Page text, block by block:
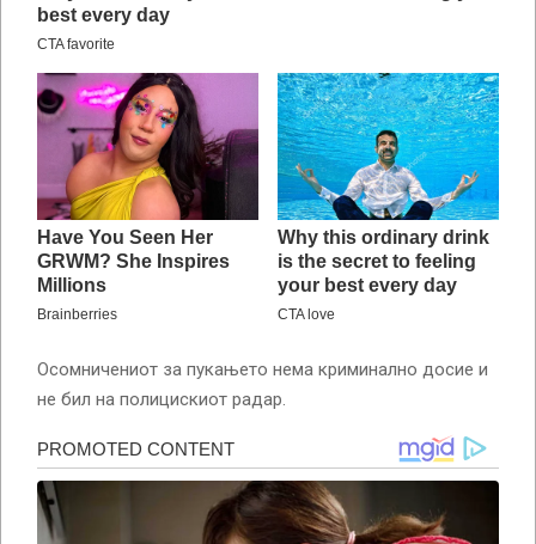
Осомничениот за пукањето нема криминално досие и
не бил на полицискиот радар.